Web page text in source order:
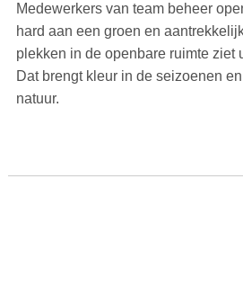
Medewerkers van team beheer
hard aan een groen en
plekken in de openbare ruimte ziet
Dat brengt kleur in de seizoenen
natuur.